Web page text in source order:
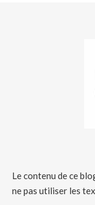
Le contenu de ce
ne pas utiliser les